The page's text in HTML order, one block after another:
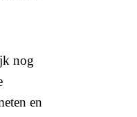
nog
en